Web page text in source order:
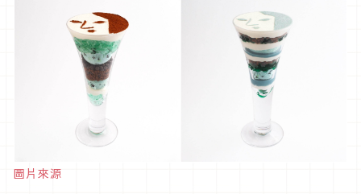
圖片來源